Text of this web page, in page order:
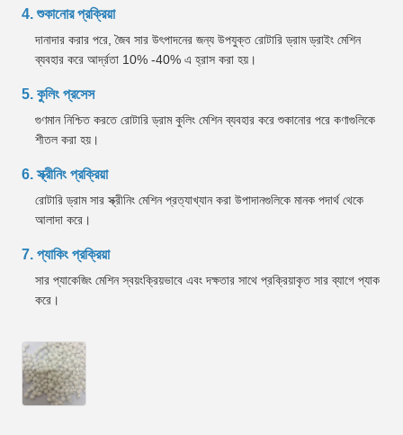
4. শুকানোর প্রক্রিয়া
দানাদার করার পরে, জৈব সার উৎপাদনের জন্য উপযুক্ত রোটারি ড্রাম ড্রাইং মেশিন
ব্যবহার করে আর্দ্রতা 10% -40% এ হ্রাস করা হয়।
5. কুলিং প্রসেস
গুণমান নিশ্চিত করতে রোটারি ড্রাম কুলিং মেশিন ব্যবহার করে শুকানোর পরে কণাগুলিকে
শীতল করা হয়।
6. স্ক্রীনিং প্রক্রিয়া
রোটারি ড্রাম সার স্ক্রীনিং মেশিন প্রত্যাখ্যান করা উপাদানগুলিকে মানক পদার্থ থেকে
আলাদা করে।
7. প্যাকিং প্রক্রিয়া
সার প্যাকেজিং মেশিন স্বয়ংক্রিয়ভাবে এবং দক্ষতার সাথে প্রক্রিয়াকৃত সার ব্যাগে প্যাক
করে।